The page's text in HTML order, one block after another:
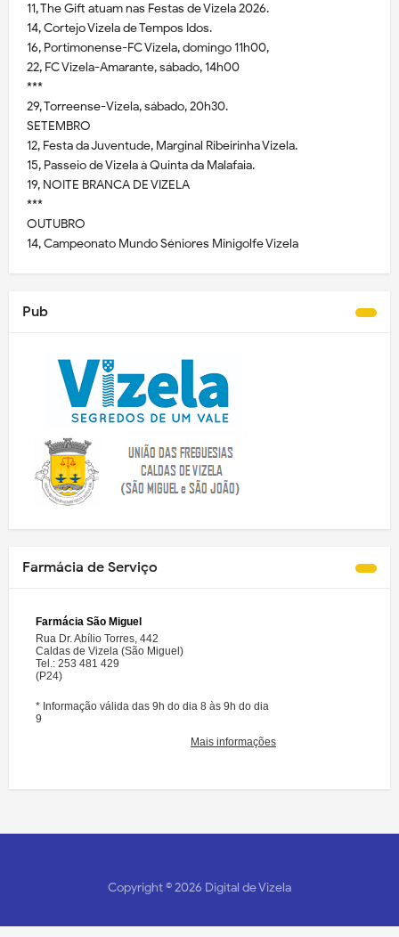
11, The Gift atuam nas Festas de Vizela 2026.
14, Cortejo Vizela de Tempos Idos.
16, Portimonense-FC Vizela, domingo 11h00,
22, FC Vizela-Amarante, sábado, 14h00
***
29, Torreense-Vizela, sábado, 20h30.
SETEMBRO
12, Festa da Juventude, Marginal Ribeirinha Vizela.
15, Passeio de Vizela à Quinta da Malafaia.
19, NOITE BRANCA DE VIZELA
***
OUTUBRO
14, Campeonato Mundo Séniores Minigolfe Vizela
Pub
Farmácia de Serviço
Copyright ©2026 Digital de Vizela